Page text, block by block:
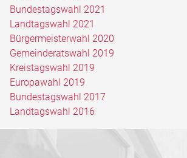
Bundestagswahl 2021
Landtagswahl 2021
Bürgermeisterwahl 2020
Gemeinderatswahl 2019
Kreistagswahl 2019
Europawahl 2019
Bundestagswahl 2017
Landtagswahl 2016